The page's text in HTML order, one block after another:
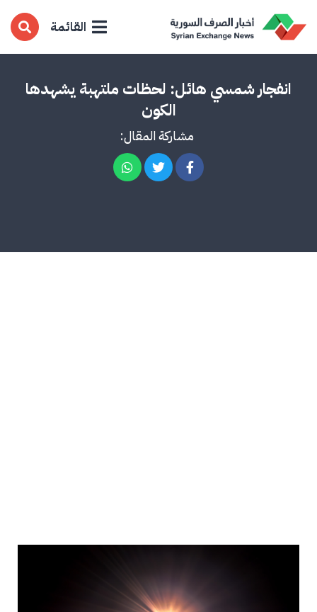
القائمة
انفجار شمسي هائل: لحظات ملتهبة يشهدها
الكون
مشاركة المقال: